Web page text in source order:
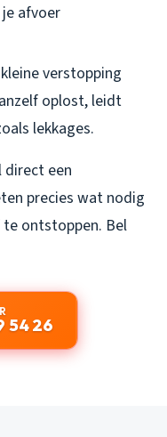
afvoer
verstopping
oplost, leidt
lekkages.
direct een
precies wat nodig
ontstoppen. Bel
54 26